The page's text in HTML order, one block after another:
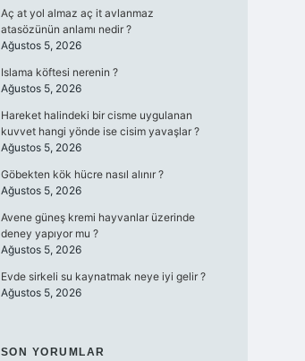
Aç at yol almaz aç it avlanmaz
atasözünün anlamı nedir ?
Ağustos 5, 2026
Islama köftesi nerenin ?
Ağustos 5, 2026
Hareket halindeki bir cisme uygulanan
kuvvet hangi yönde ise cisim yavaşlar ?
Ağustos 5, 2026
Göbekten kök hücre nasıl alınır ?
Ağustos 5, 2026
Avene güneş kremi hayvanlar üzerinde
deney yapıyor mu ?
Ağustos 5, 2026
Evde sirkeli su kaynatmak neye iyi gelir ?
Ağustos 5, 2026
SON YORUMLAR